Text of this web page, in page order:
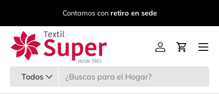
Ir al contenido
Contamos conretiro en sede
Todos
Iniciar sesión
Carrito
Menú